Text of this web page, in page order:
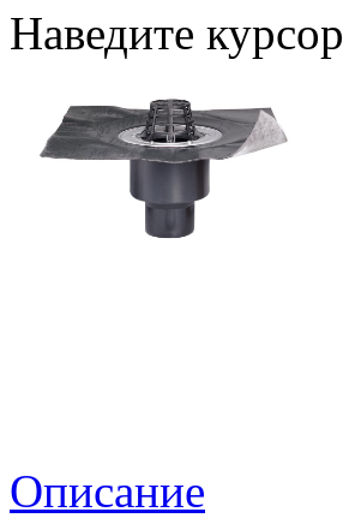
Наведите
Описание